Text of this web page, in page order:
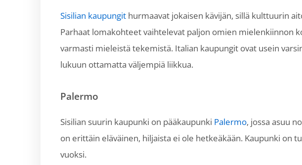
Sisilian kaupungit hurmaavat jokaisen kävijän, sillä kulttuurin
Parhaat lomakohteet vaihtelevat paljon omien mielenkiinnon
varmasti mieleistä tekemistä. Italian kaupungit ovat usein
lukuun ottamatta väljempiä liikkua.
Palermo
Sisilian suurin kaupunki on pääkaupunki Palermo, jossa asuu
on erittäin eläväinen, hiljaista ei ole hetkeäkään. Kaupunki
vuoksi.